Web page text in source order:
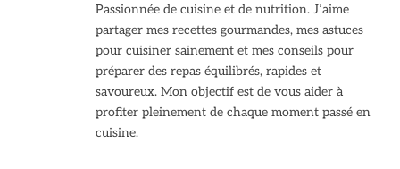
Passionnée de cuisine et de nutrition. J’aime
partager mes recettes gourmandes, mes astuces
pour cuisiner sainement et mes conseils pour
préparer des repas équilibrés, rapides et
savoureux. Mon objectif est de vous aider à
profiter pleinement de chaque moment passé en
cuisine.